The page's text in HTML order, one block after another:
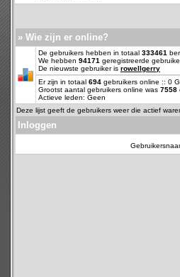
» Wie zijn er online?
De gebruikers hebben in totaal 333461
We hebben 94171 geregistreerde
De nieuwste gebruiker is rowellgerry
Er zijn in totaal 694 gebruikers online :: 0
Grootst aantal gebruikers online was 7558
Actieve leden: Geen
Deze lijst geeft de gebruikers weer die actief
Inloggen